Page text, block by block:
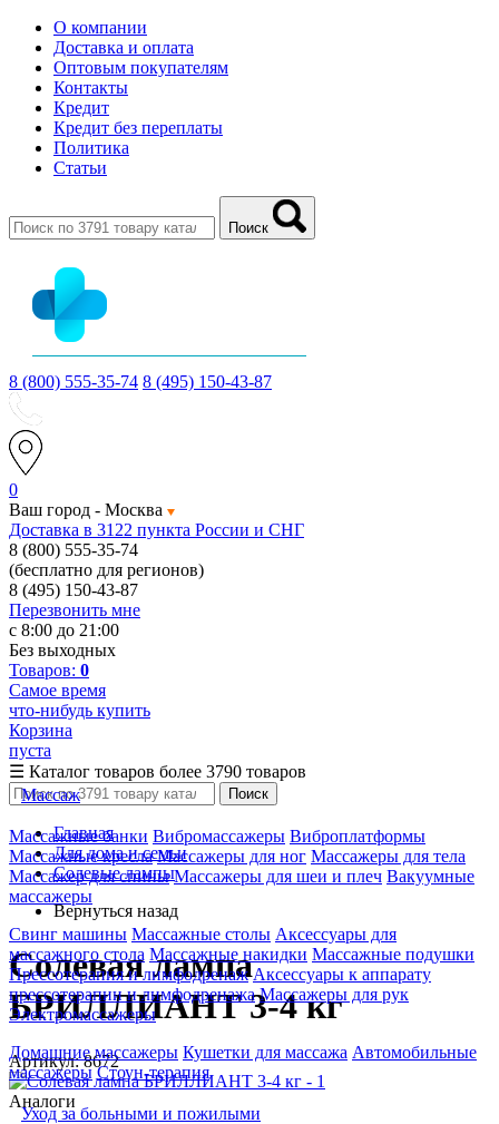
О компании
Доставка и оплата
Оптовым покупателям
Контакты
Кредит
Кредит без переплаты
Политика
Статьи
Поиск
8 (800) 555-35-74 8 (495) 150-43-87
0
Ваш город - Москва
Доставка в 3122 пункта России и СНГ
8 (800) 555-35-74
(бесплатно для регионов)
8 (495) 150-43-87
Перезвонить мне
с 8:00 до 21:00
Без выходных
Товаров: 0
Самое время
что-нибудь купить
Корзина
пуста
☰ Каталог товаров более 3790 товаров
Массаж
Массажные банки Вибромассажеры Виброплатформы
Массажные кресла Массажеры для ног Массажеры для тела
Массажер для спины Массажеры для шеи и плеч Вакуумные
массажеры
Свинг машины Массажные столы Аксессуары для
массажного стола Массажные накидки Массажные подушки
Прессотерапия и лимфодренаж Аксессуары к аппарату
прессотерапии и лимфодренажа Массажеры для рук
Электромассажеры
Домашние массажеры Кушетки для массажа Автомобильные
массажеры Стоун-терапия
Уход за больными и пожилыми
Поиск
Главная
Для дома и семьи
Солевые лампы
Вернуться назад
Солевая лампа
БРИЛЛИАНТ 3-4 кг
Артикул: 8672
Аналоги